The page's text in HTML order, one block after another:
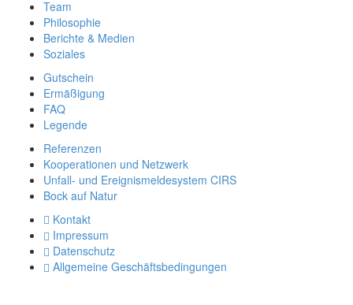
Team
Philosophie
Berichte & Medien
Soziales
Gutschein
Ermäßigung
FAQ
Legende
Referenzen
Kooperationen und Netzwerk
Unfall- und Ereignismeldesystem CIRS
Bock auf Natur
Kontakt
Impressum
Datenschutz
Allgemeine Geschäftsbedingungen